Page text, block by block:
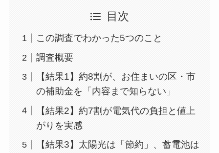
目次
この調査でわかった5つのこと
調査概要
【結果1】約8割が、お住まいの区・市
の補助金を「内容まで知らない」
【結果2】約7割が電気代の負担と値上
がりを実感
【結果3】太陽光は「節約」、蓄電池は